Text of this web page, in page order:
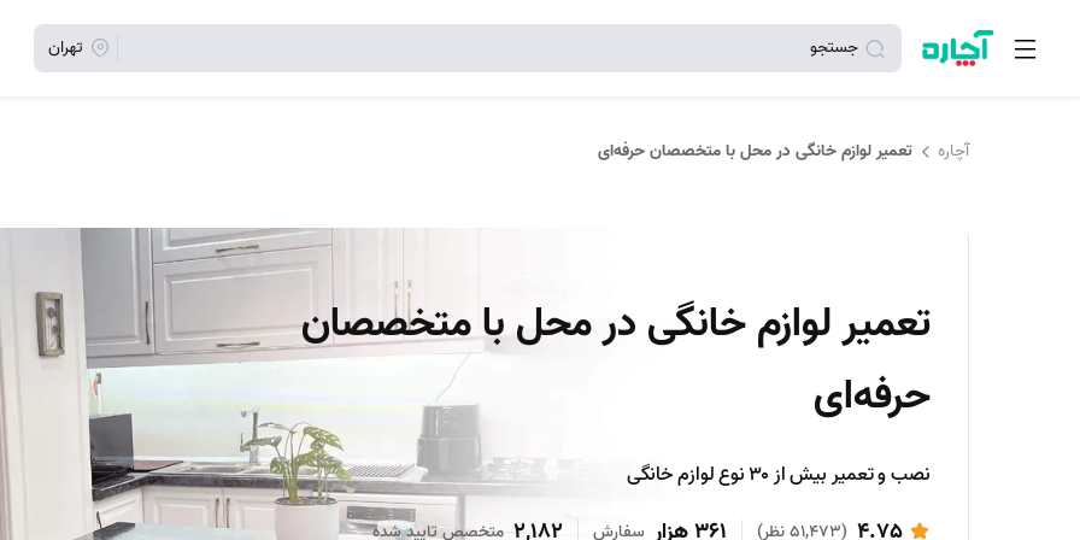
جستجو تهران
آچاره تعمیر لوازم خانگی در محل با متخصصان حرفه‌ای
تعمیر لوازم خانگی در محل با متخصصان
حرفه‌ای
نصب و تعمیر بیش از ۳۰ نوع لوازم خانگی
361 هزار سفارش 4.75 (51,473 نظر) 2,182 متخصص تایید شده